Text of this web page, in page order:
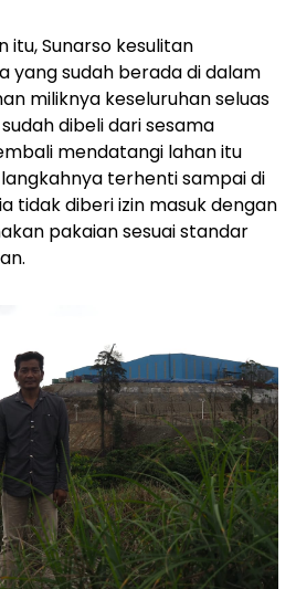
Sunarso kesulitan
yang sudah berada di dalam
miliknya keseluruhan seluas
dibeli dari sesama
mendatangi lahan itu
terhenti sampai di
tidak diberi izin masuk dengan
pakaian sesuai standar